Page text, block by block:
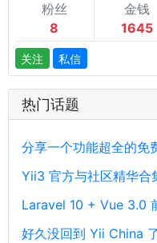
粉丝
8
金钱
1645
关注 私信
热门话题
分享一个功能超全的免
Yii3 官方与社区精华合
Laravel 10 + Vue 3.0
好久没回到 Yii China